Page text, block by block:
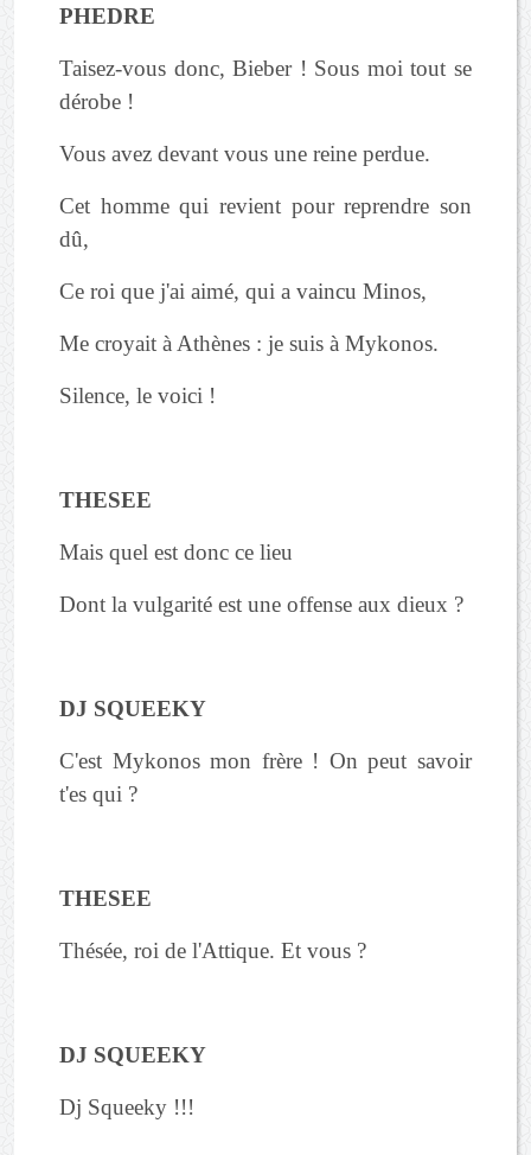
PHEDRE
Taisez-vous donc, Bieber ! Sous moi tout se
dérobe !
Vous avez devant vous une reine perdue.
Cet homme qui revient pour reprendre son
dû,
Ce roi que j'ai aimé, qui a vaincu Minos,
Me croyait à Athènes : je suis à Mykonos.
Silence, le voici !
THESEE
Mais quel est donc ce lieu
Dont la vulgarité est une offense aux dieux ?
DJ SQUEEKY
C'est Mykonos mon frère ! On peut savoir
t'es qui ?
THESEE
Thésée, roi de l'Attique. Et vous ?
DJ SQUEEKY
Dj Squeeky !!!